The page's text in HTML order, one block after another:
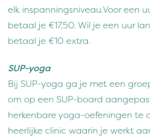
elk inspanningsniveau.Voor een
betaal je €17,50. Wil je een uur
betaal je €10 extra.
SUP-yoga
Bij SUP-yoga ga je met een
om op een SUP-board
herkenbare yoga-oefeningen te
heerlijke clinic waarin je werkt